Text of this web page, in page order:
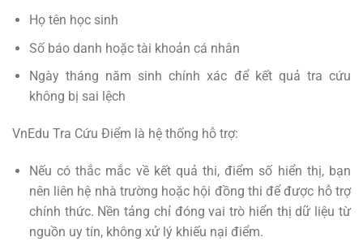
Họ tên học sinh
Số báo danh hoặc tài khoản cá nhân
Ngày tháng năm sinh chính xác để kết quả tra cứu
không bị sai lệch
VnEdu Tra Cứu Điểm là hệ thống hỗ trợ:
Nếu có thắc mắc về kết quả thi, điểm số hiển thị, bạn
nên liên hệ nhà trường hoặc hội đồng thi để được hỗ trợ
chính thức. Nền tảng chỉ đóng vai trò hiển thị dữ liệu từ
nguồn uy tín, không xử lý khiếu nại điểm.